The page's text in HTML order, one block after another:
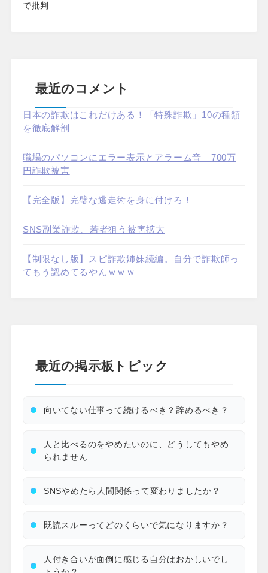
で批判
最近のコメント
日本の詐欺はこれだけある！「特殊詐欺」10の種類
を徹底解剖
職場のパソコンにエラー表示とアラーム音 700万
円詐欺被害
【完全版】完璧な逃走術を身に付けろ！
SNS副業詐欺、若者狙う被害拡大
【制限なし版】スピ詐欺姉妹続編。自分で詐欺師っ
てもう認めてるやんｗｗｗ
最近の掲示板トピック
向いてない仕事って続けるべき？辞めるべき？
人と比べるのをやめたいのに、どうしてもやめ
られません
SNSやめたら人間関係って変わりましたか？
既読スルーってどのくらいで気になりますか？
人付き合いが面倒に感じる自分はおかしいでし